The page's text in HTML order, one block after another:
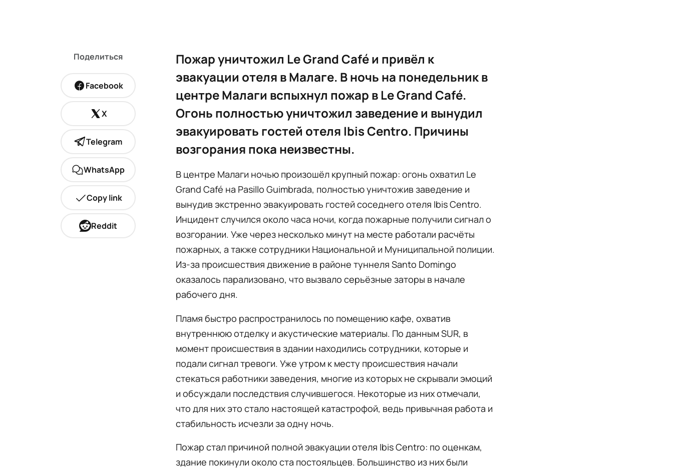
Поделиться
Facebook
X
Telegram
WhatsApp
Copy link
Reddit
Пожар уничтожил Le Grand Café и привёл к
эвакуации отеля в Малаге. В ночь на понедельник в
центре Малаги вспыхнул пожар в Le Grand Café.
Огонь полностью уничтожил заведение и вынудил
эвакуировать гостей отеля Ibis Centro. Причины
возгорания пока неизвестны.
В центре Малаги ночью произошёл крупный пожар: огонь охватил Le
Grand Café на Pasillo Guimbrada, полностью уничтожив заведение и
вынудив экстренно эвакуировать гостей соседнего отеля Ibis Centro.
Инцидент случился около часа ночи, когда пожарные получили сигнал о
возгорании. Уже через несколько минут на месте работали расчёты
пожарных, а также сотрудники Национальной и Муниципальной полиции.
Из-за происшествия движение в районе туннеля Santo Domingo
оказалось парализовано, что вызвало серьёзные заторы в начале
рабочего дня.
Пламя быстро распространилось по помещению кафе, охватив
внутреннюю отделку и акустические материалы. По данным SUR, в
момент происшествия в здании находились сотрудники, которые и
подали сигнал тревоги. Уже утром к месту происшествия начали
стекаться работники заведения, многие из которых не скрывали эмоций
и обсуждали последствия случившегося. Некоторые из них отмечали,
что для них это стало настоящей катастрофой, ведь привычная работа и
стабильность исчезли за одну ночь.
Пожар стал причиной полной эвакуации отеля Ibis Centro: по оценкам,
здание покинули около ста постояльцев. Большинство из них были